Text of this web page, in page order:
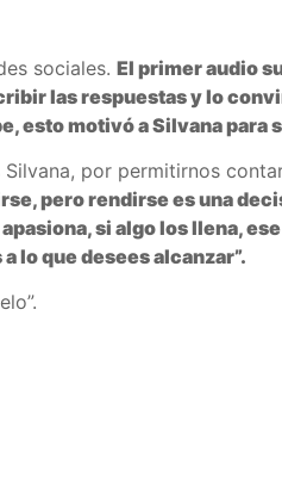
sociales. El primer audio
las respuestas y lo
esto motivó a Silvana para
por permitirnos
pero rendirse es una
si algo los llena,
lo que desees alcanzar”.